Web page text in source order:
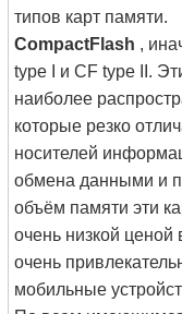
типов карт памяти.
CompactFlash ,
type I и CF type II.
наиболее
которые резко
носителей
обмена данными и
объём памяти эти
очень низкой ценой
очень
мобильные